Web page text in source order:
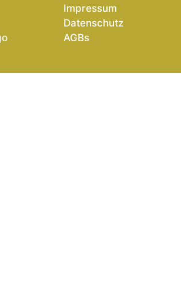
Impressum
Datenschutz
AGBs